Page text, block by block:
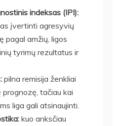
indeksas (IPI):
įvertinti agresyvių
pagal amžių, ligos
tyrimų rezultatus ir
pilna remisija ženkliai
prognozę, tačiau kai
liga gali atsinaujinti.
kuo anksčiau